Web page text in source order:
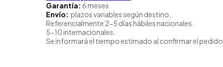
Garantía: 6 meses
Envío: plazos variables según destino.
Referencialmente 2-5 días hábiles nacionales.
5-10 internacionales.
Se informará el tiempo estimado al confirmar el pedido.